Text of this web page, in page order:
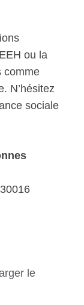
ou la
comme
N’hésitez
sociale
le